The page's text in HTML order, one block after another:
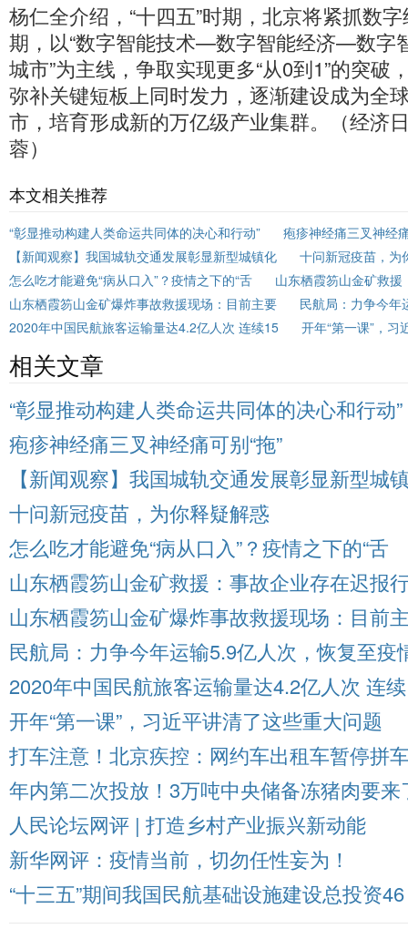
杨仁全介绍，“十四五”时期，北京将紧抓数
期，以“数字智能技术—数字智能经济—数字
城市”为主线，争取实现更多“从0到1”的突破
弥补关键短板上同时发力，逐渐建设成为全
市，培育形成新的万亿级产业集群。（经济
蓉）
本文相关推荐
“彰显推动构建人类命运共同体的决心和行动”
疱疹神经痛三叉神经
【新闻观察】我国城轨交通发展彰显新型城镇化
十问新冠疫苗，为
怎么吃才能避免“病从口入”？疫情之下的“舌
山东栖霞笏山金矿救
山东栖霞笏山金矿爆炸事故救援现场：目前主要
民航局：力争今年
2020年中国民航旅客运输量达4.2亿人次 连续15
开年“第一课”，习
相关文章
“彰显推动构建人类命运共同体的决心和行动”
疱疹神经痛三叉神经痛可别“拖”
【新闻观察】我国城轨交通发展彰显新型城
十问新冠疫苗，为你释疑解惑
怎么吃才能避免“病从口入”？疫情之下的“舌
山东栖霞笏山金矿救援：事故企业存在迟报
山东栖霞笏山金矿爆炸事故救援现场：目前
民航局：力争今年运输5.9亿人次，恢复至疫
2020年中国民航旅客运输量达4.2亿人次 连
开年“第一课”，习近平讲清了这些重大问题
打车注意！北京疾控：网约车出租车暂停拼
年内第二次投放！3万吨中央储备冻猪肉要来
人民论坛网评 | 打造乡村产业振兴新动能
新华网评：疫情当前，切勿任性妄为！
“十三五”期间我国民航基础设施建设总投资46